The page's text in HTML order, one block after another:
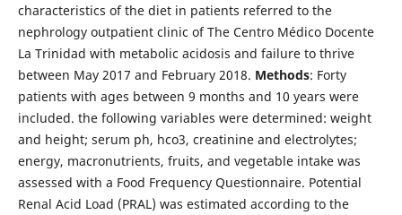
characteristics of the diet in patients referred to the
nephrology outpatient clinic of The Centro Médico Docente
La Trinidad with metabolic acidosis and failure to thrive
between May 2017 and February 2018. Methods: Forty
patients with ages between 9 months and 10 years were
included. the following variables were determined: weight
and height; serum ph, hco3, creatinine and electrolytes;
energy, macronutrients, fruits, and vegetable intake was
assessed with a Food Frequency Questionnaire. Potential
Renal Acid Load (PRAL) was estimated according to the